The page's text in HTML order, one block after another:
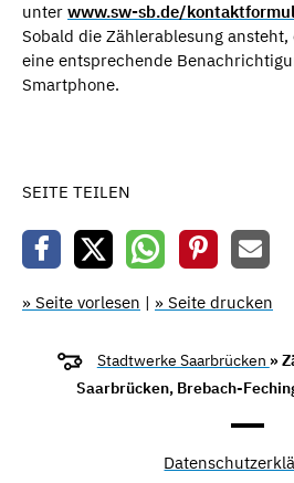
unter www.sw-sb.de/
Sobald die Zählerablesung
eine entsprechende
Smartphone.
SEITE TEILEN
» Seite vorlesen | » Seite drucken
Stadtwerke Saarbrücken »
Saarbrücken, Brebach-